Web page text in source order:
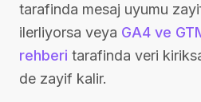
tarafinda mesaj uyumu
ilerliyorsa veya GA4 ve
rehberi tarafinda veri
de zayif kalir.